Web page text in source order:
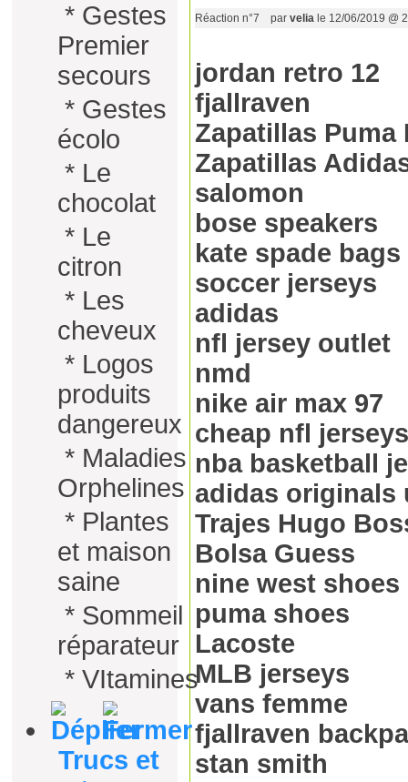
* Gestes
Premier
secours
* Gestes
écolo
* Le
chocolat
* Le
citron
* Les
cheveux
* Logos
produits
dangereux
* Maladies
Orphelines
* Plantes
et maison
saine
* Sommeil
réparateur
* VItamines
Trucs et
Réaction n°7 par velia le 12/06/2019 @
jordan retro 12
fjallraven
Zapatillas Puma
Zapatillas
salomon
bose speakers
kate spade bags
soccer jerseys
adidas
nfl jersey outlet
nmd
nike air max 97
cheap nfl jerseys
nba basketball
adidas originals
Trajes Hugo
Bolsa Guess
nine west shoes
puma shoes
Lacoste
MLB jerseys
vans femme
fjallraven
stan smith